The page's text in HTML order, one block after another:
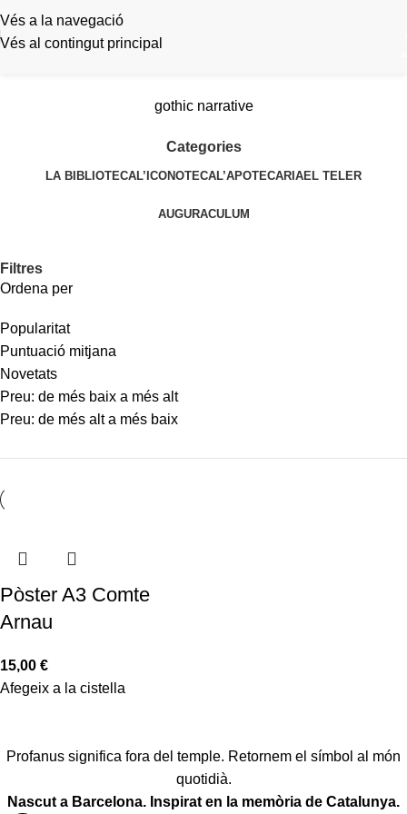
Vés a la navegació
Vés al contingut principal
gothic narrative
Categories
LA BIBLIOTECAL’ICONOTECAL’APOTECARIAEL TELER
AUGURACULUM
Filtres
Ordena per
Popularitat
Puntuació mitjana
Novetats
Preu: de més baix a més alt
Preu: de més alt a més baix
Pòster A3 Comte
Arnau
15,00 €
Afegeix a la cistella
Profanus significa fora del temple. Retornem el símbol al món
quotidià.
Nascut a Barcelona. Inspirat en la memòria de Catalunya.